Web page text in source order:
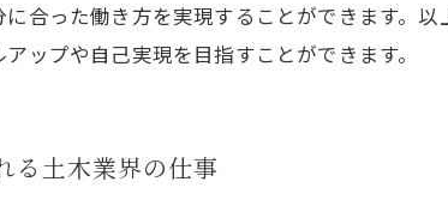
合った働き方を実現することができます。
ップや自己実現を目指すことができます。
る土木業界の仕事